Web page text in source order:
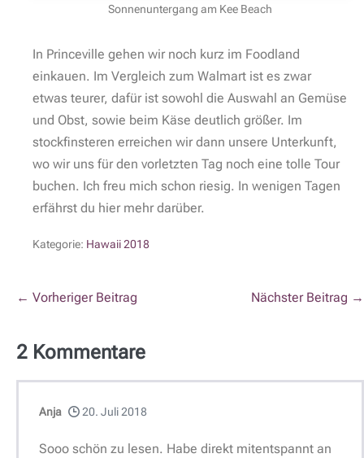
Sonnenuntergang am Kee Beach
In Princeville gehen wir noch kurz im Foodland
einkauen. Im Vergleich zum Walmart ist es zwar
etwas teurer, dafür ist sowohl die Auswahl an Gemüse
und Obst, sowie beim Käse deutlich größer. Im
stockfinsteren erreichen wir dann unsere Unterkunft,
wo wir uns für den vorletzten Tag noch eine tolle Tour
buchen. Ich freu mich schon riesig. In wenigen Tagen
erfährst du hier mehr darüber.
Kategorie: Hawaii 2018
← Vorheriger Beitrag Nächster Beitrag →
2 Kommentare
Anja 20. Juli 2018
Sooo schön zu lesen. Habe direkt mitentspannt an